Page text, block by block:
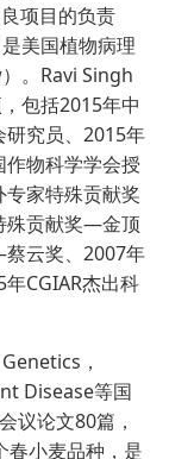
项目的负责
美国植物病理
。Ravi Singh
包括2015年中
研究员、2015年
物科学学会授
家特殊贡献奖
殊贡献奖—金顶
云奖、2007年
CGIAR杰出科
，
Disease等国
议论文80篇，
春小麦品种，是